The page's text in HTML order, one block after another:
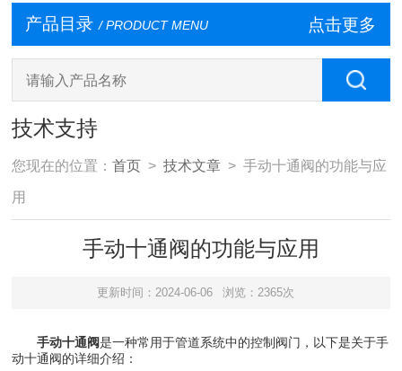
产品目录 / PRODUCT MENU 点击更多
技术支持
您现在的位置：首页 >技术文章 > 手动十通阀的功能与应
用
手动十通阀的功能与应用
更新时间：2024-06-06 浏览：2365次
手动十通阀是一种常用于管道系统中的控制阀门，以下是关于手
动十通阀的详细介绍：